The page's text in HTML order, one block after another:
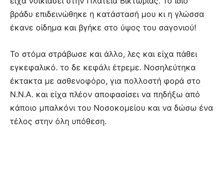
βράδυ επιδεινώθηκε η κατάστασή μου κι η γλώσσα
έκανε οίδημα και βγήκε στο ύψος του σαγονιού!
Το στόμα στράβωσε και άλλο, λες και είχα πάθει
εγκεφαλικό. το δε κεφάλι έτρεμε. Νοσηλεύτηκα
έκτακτα με ασθενοφόρο, για πολλοστή φορά στο
Ν.Ν.Α. και είχα πλέον αποφασίσει να πηδήξω από
κάποιο μπαλκόνι του Νοσοκομείου και να δώσω ένα
τέλος στην όλη υπόθεση.